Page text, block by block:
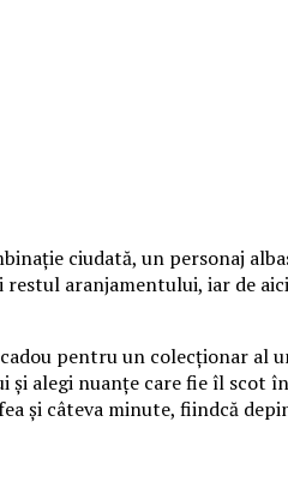
ciudată, un personaj
aranjamentului, iar de
pentru un colecționar al
și alegi nuanțe care fie îl scot
și câteva minute, fiindcă